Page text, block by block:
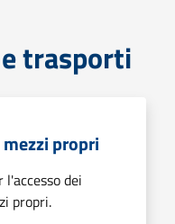
trasporti
propri
dei
propri.